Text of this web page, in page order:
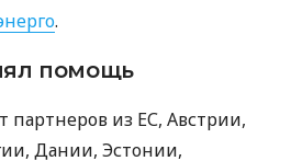
.
помощь
партнеров из ЕС, Австрии,
Дании, Эстонии,